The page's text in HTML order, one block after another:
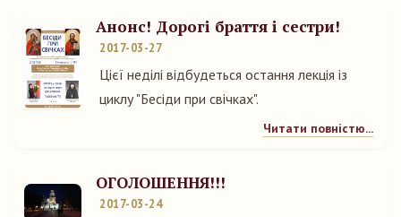
Анонс! Дорогі браття і сестри!
2017-03-27
Цієї неділі відбудеться остання лекція із
циклу "Бесіди при свічках".
Читати повністю...
ОГОЛОШЕННЯ!!!
2017-03-24